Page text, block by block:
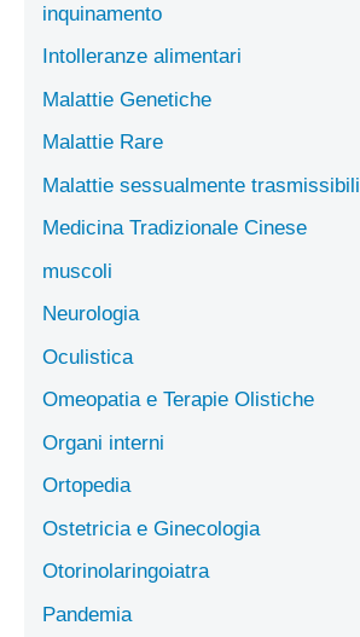
inquinamento
Intolleranze alimentari
Malattie Genetiche
Malattie Rare
Malattie sessualmente trasmissibili
Medicina Tradizionale Cinese
muscoli
Neurologia
Oculistica
Omeopatia e Terapie Olistiche
Organi interni
Ortopedia
Ostetricia e Ginecologia
Otorinolaringoiatra
Pandemia